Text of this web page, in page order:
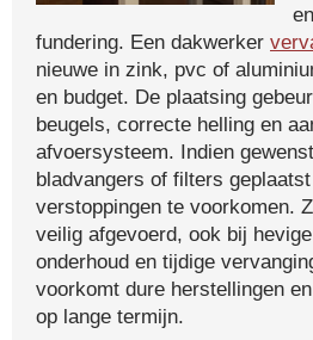
fundering. Een dakwerker
nieuwe in zink, pvc of
en budget. De plaatsing
beugels, correcte helling en
afvoersysteem. Indien
bladvangers of filters
verstoppingen te voorkomen.
veilig afgevoerd, ook bij
onderhoud en tijdige
voorkomt dure herstellingen
op lange termijn.